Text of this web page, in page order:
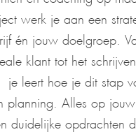
werk je aan een
én jouw doelgroep.
klant tot het schrijven
je leert hoe je dit stap
planning. Alles op jouw
duidelijke opdrachten